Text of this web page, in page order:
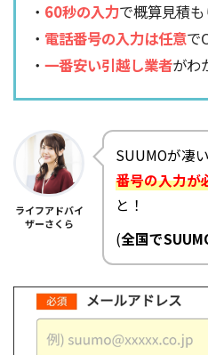
・ 60秒の入力で概算見積
・ 電話番号の入力は任意で
・一番安い引越し業者がわ
ライフアドバイ
ザーさくら
SUUMOが凄
番号の入力が
と！
(全国で